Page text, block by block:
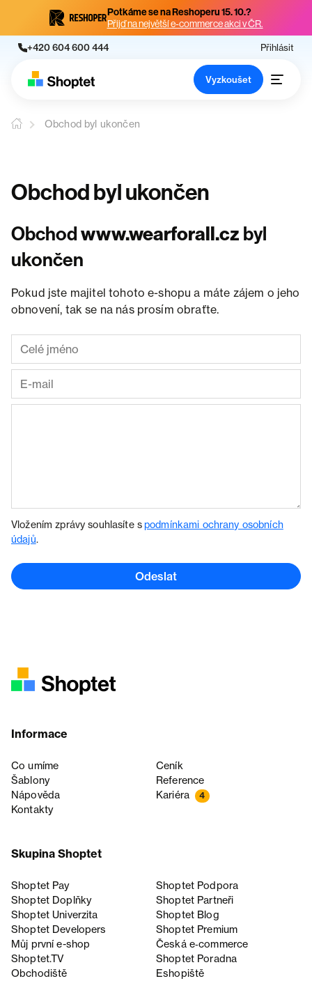
Potkáme se na Reshoperu 15. 10.?
Přijď na největší e-commerce akci v ČR.
+420 604 600 444 Přihlásit
Vyzkoušet
Obchod byl ukončen
Obchod byl ukončen
Obchodwww.wearforall.cz byl
ukončen
Pokud jste majitel tohoto e-shopu a máte zájem o jeho
obnovení, tak se na nás prosím obraťte.
Vložením zprávy souhlasíte spodmínkami ochrany osobních
údajů.
Odeslat
Informace
Co umíme
Ceník
Šablony
Reference
Nápověda
Kariéra 4
Kontakty
Skupina Shoptet
Shoptet Pay
Shoptet Podpora
Shoptet Doplňky
Shoptet Partneři
Shoptet Univerzita
Shoptet Blog
Shoptet Developers
Shoptet Premium
Můj první e-shop
Česká e‑commerce
Shoptet.TV
Shoptet Poradna
Obchodiště
Eshopiště